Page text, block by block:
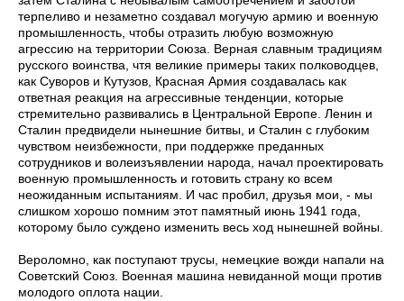
терпеливо и незаметно создавал могучую армию и военную
промышленность, чтобы отразить любую возможную
агрессию на территории Союза. Верная славным традициям
русского воинства, чтя великие примеры таких полководцев,
как Суворов и Кутузов, Красная Армия создавалась как
ответная реакция на агрессивные тенденции, которые
стремительно развивались в Центральной Европе. Ленин и
Сталин предвидели нынешние битвы, и Сталин с глубоким
чувством неизбежности, при поддержке преданных
сотрудников и волеизъявлении народа, начал проектировать
военную промышленность и готовить страну ко всем
неожиданным испытаниям. И час пробил, друзья мои, - мы
слишком хорошо помним этот памятный июнь 1941 года,
которому было суждено изменить весь ход нынешней войны.
Вероломно, как поступают трусы, немецкие вожди напали на
Советский Союз. Военная машина невиданной мощи против
молодого оплота нации.